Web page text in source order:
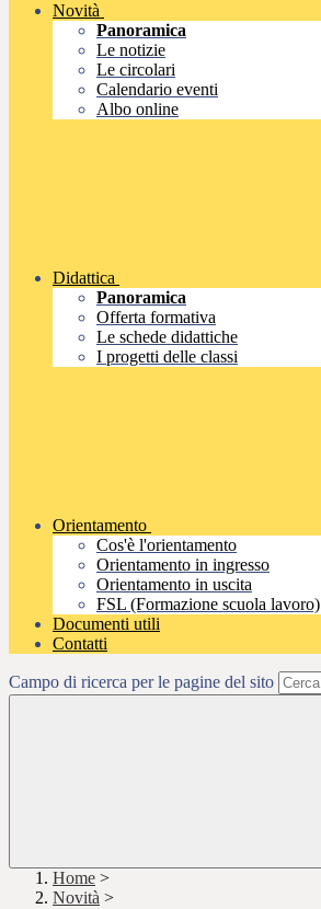
Novità
Panoramica
Le notizie
Le circolari
Calendario eventi
Albo online
Didattica
Panoramica
Offerta formativa
Le schede didattiche
I progetti delle classi
Orientamento
Cos'è l'orientamento
Orientamento in ingresso
Orientamento in uscita
FSL (Formazione scuola lavoro)
Documenti utili
Contatti
Campo di ricerca per le pagine del sito
Home >
Novità >